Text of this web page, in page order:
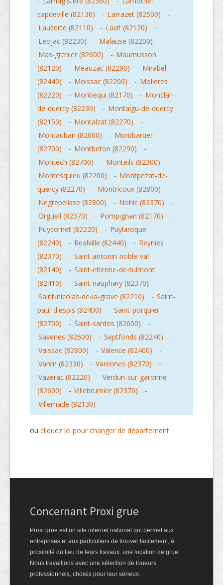
capdeville (82130)
- Larrazet (82500)
-
Lauzerte (82110)
- Lavit (82120)
-
Leojac (82230)
- Malause (82200)
-
Mas-grenier (82600)
- Maumusson
(82120)
- Meauzac (82290) - Mirabel
(82440)
- Moissac (82200) - Molieres
(82220)
- Monbequi (82170) - Monclar-
de-quercy (82230)
- Montaigu-de-quercy
(82150)
- Montalzat (82270)
-
Montauban (82000)
- Montbartier
(82700)
- Montbeton (82290)
-
Montech (82700)
- Monteils (82300)
-
Montesquieu (82200)
- Montpezat-de-
quercy (82270)
- Montricoux (82800)
-
Negrepelisse (82800)
- Nohic (82370)
-
Orgueil (82370)
- Pompignan (82170)
-
Puycornet (82220)
- Puylaroque
(82240)
- Realville (82440) - Reynies
(82370)
- Saint-antonin-noble-val
(82140)
- Saint-etienne-de-tulmont
(82410)
- Saint-nauphary (82370)
-
Saint-nicolas-de-la-grave (82210)
- Saint-
paul-d'espis (82400)
- Saint-porquier
(82700)
- Saint-sardos (82600)
-
Savenes (82600)
- Septfonds (82240)
-
Vaissac (82800)
- Valence (82400)
-
Varen (82330)
- Varennes (82370)
-
Vazerac (82220)
- Verdun-sur-garonne
(82600)
- Villebrumier (82370)
-
Villemade (82130)
-
ou cliquez ici pour changer de département
Concernant Proxi grue
Proxi grue est un site internet national qui permet aux
entreprises et aux particuliers de trouver facilement, à
proximité du lieu de leurs travaux, une location de grue.
Nous travaillons avec une sélection de loueurs
professionnels, choisis pour leur sérieux.